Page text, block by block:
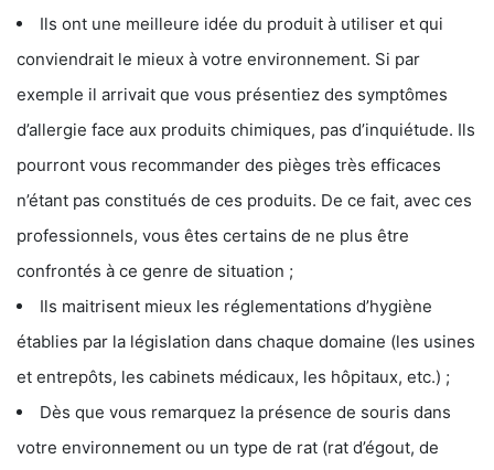
Ils ont une meilleure idée du produit à utiliser et qui
conviendrait le mieux à votre environnement. Si par
exemple il arrivait que vous présentiez des symptômes
d’allergie face aux produits chimiques, pas d’inquiétude. Ils
pourront vous recommander des pièges très efficaces
n’étant pas constitués de ces produits. De ce fait, avec ces
professionnels, vous êtes certains de ne plus être
confrontés à ce genre de situation ;
Ils maitrisent mieux les réglementations d’hygiène
établies par la législation dans chaque domaine (les usines
et entrepôts, les cabinets médicaux, les hôpitaux, etc.) ;
Dès que vous remarquez la présence de souris dans
votre environnement ou un type de rat (rat d’égout, de